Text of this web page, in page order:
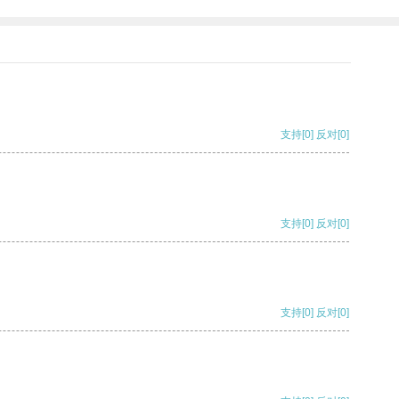
支持[0] 反对[0]
支持[0] 反对[0]
支持[0] 反对[0]